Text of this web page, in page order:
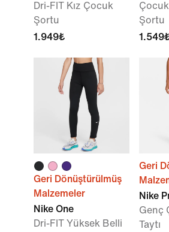
Dri-FIT Kız Çocuk
Şortu
1.949₺
Şortu
Geri Dönüştürülmüş
Malzemeler
Nike One
Dri-FIT Yüksek Belli
Geri
Nike
Genç
Taytı